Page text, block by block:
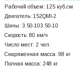
Рабочий объем: 125 куб.см
Двигатель: 152QMI-2
Шины: 3.50-103.50-10
Скорость: 80 км/ч
Число мест: 2 чел.
Снаряженная масса: 98 кг
Полная масса: 248 кг